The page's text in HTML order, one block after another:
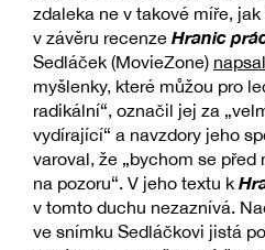
zdaleka ne v takové míře,
v závěru recenze Hranic
Sedláček (MovieZone) napsal
myšlenky, které můžou pro
radikální“, označil jej za
vydírající“ a navzdory jeho
varoval, že „bychom se
na pozoru“. V jeho textu k
v tomto duchu nezaznívá.
ve snímku Sedláčkovi jistá